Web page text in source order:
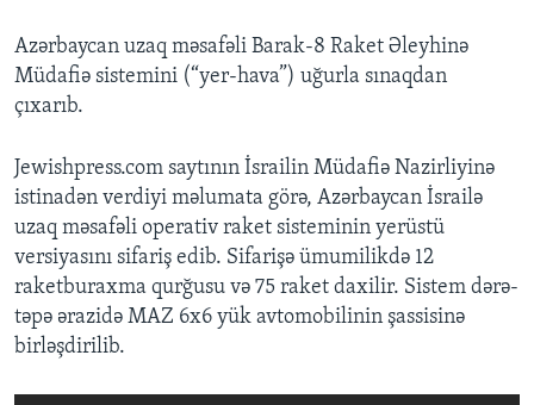
Azərbaycan uzaq məsafəli Barak-8 Raket Əleyhinə
Müdafiə sistemini (“yer-hava”) uğurla sınaqdan
çıxarıb.
Jewishpress.com saytının İsrailin Müdafiə Nazirliyinə
istinadən verdiyi məlumata görə, Azərbaycan İsrailə
uzaq məsafəli operativ raket sisteminin yerüstü
versiyasını sifariş edib. Sifarişə ümumilikdə 12
raketburaxma qurğusu və 75 raket daxilir. Sistem dərə-
təpə ərazidə MAZ 6x6 yük avtomobilinin şassisinə
birləşdirilib.